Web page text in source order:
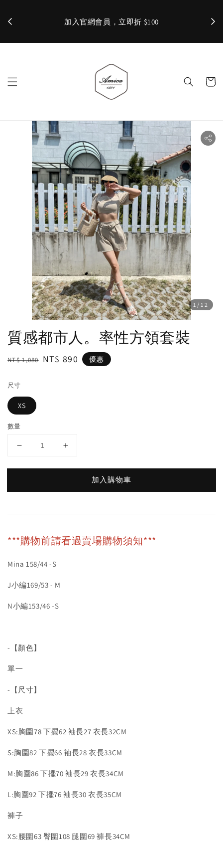
加入官網會員，立即折 $100 ✨
1 /12
質感都市人。率性方領套裝
Regular
NT$ 1,080 Sale
NT$ 890 優惠
尺寸
XS
數量
加入購物車
***購物前請看過賣場購物須知***
Mina 158/44 -S
J小編169/53 - M
N小編153/46 -S
-【顏色】
單一
-【尺寸】
上衣
XS:胸圍78 下擺62 袖長27 衣長32CM
S:胸圍82 下擺66 袖長28 衣長33CM
M:胸圍86 下擺70 袖長29 衣長34CM
L:胸圍92 下擺76 袖長30 衣長35CM
褲子
XS:腰圍63 臀圍108 腿圍69 褲長34CM